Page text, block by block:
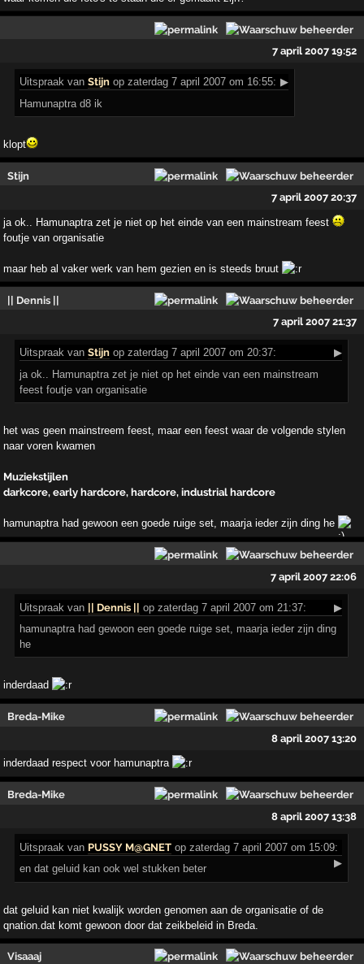
7 april 2007 19:52
Uitspraak vanStijn op zaterdag 7 april 2007 om 16:55: ▶
Hamunaptra d8 ik
klopt
Stijn
7 april 2007 20:37
ja ok.. Hamunaptra zet je niet op het einde van een mainstream feest
foutje van organisatie
maar heb al vaker werk van hem gezien en is steeds bruut
|| Dennis ||
7 april 2007 21:37
Uitspraak vanStijn op zaterdag 7 april 2007 om 20:37:
▶
ja ok.. Hamunaptra zet je niet op het einde van een mainstream
feest foutje van organisatie
het was geen mainstreem feest, maar een feest waar de volgende stylen
naar voren kwamen
Muziekstijlen
darkcore, early hardcore, hardcore, industrial hardcore
hamunaptra had gewoon een goede ruige set, maarja ieder zijn ding he
7 april 2007 22:06
Uitspraak van || Dennis || op zaterdag 7 april 2007 om 21:37:
▶
hamunaptra had gewoon een goede ruige set, maarja ieder zijn ding
he
inderdaad
Breda-Mike
8 april 2007 13:20
inderdaad respect voor hamunaptra
Breda-Mike
8 april 2007 13:38
Uitspraak van PUSSY M@GNET op zaterdag 7 april 2007 om 15:09:
▶
en dat geluid kan ook wel stukken beter
dat geluid kan niet kwalijk worden genomen aan de organisatie of de
qnation.dat komt gewoon door dat zeikbeleid in Breda.
Visaaaj